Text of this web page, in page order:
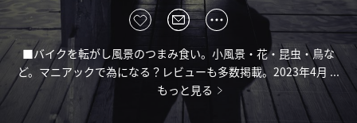
■バイクを転がし風景のつまみ食い。小風景・花・昆虫・鳥な
ど。マニアックで為になる？レビューも多数掲載。2023年4月 ...
もっと見る